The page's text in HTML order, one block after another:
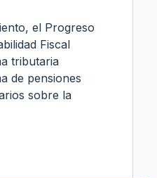
el Progreso
Fiscal
tributaria
de pensiones
sobre la